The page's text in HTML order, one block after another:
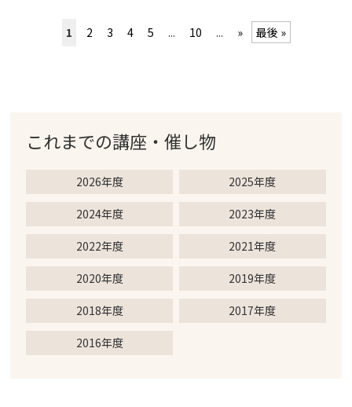
1 2 3 4 5 ... 10 ... » 最後 »
これまでの講座・催し物
2026年度 2025年度
2024年度 2023年度
2022年度 2021年度
2020年度 2019年度
2018年度 2017年度
2016年度